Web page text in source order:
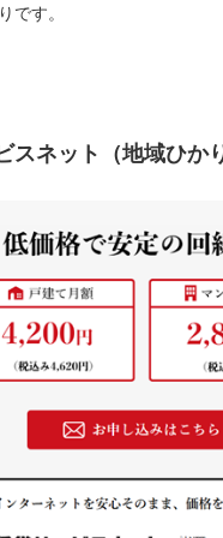
です。
スネット（地域ひか